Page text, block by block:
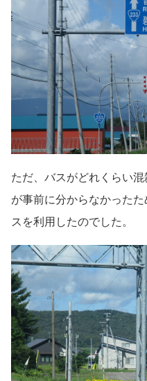
ただ、バスがどれくらい
が事前に分からなかった
スを利用したのでした。